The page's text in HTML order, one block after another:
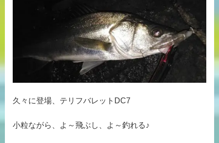
久々に登場、テリフバレットDC7
小粒ながら、よ～飛ぶし、よ～釣れる♪